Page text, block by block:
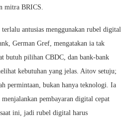
mitra BRICS.
antusias menggunakan rubel digital
German Gref, mengatakan ia tak
butuh pilihan CBDC, dan bank-bank
kebutuhan yang jelas. Aitov setuju;
permintaan, bukan hanya teknologi. Ia
menjalankan pembayaran digital cepat
ini, jadi rubel digital harus